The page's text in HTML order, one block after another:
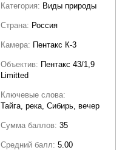
Категория: Виды природы
Страна: Россия
Камера: Пентакс К-3
Объектив: Пентакс 43/1,9
Limitted
Ключевые слова:
Тайга, река, Сибирь, вечер
Сумма баллов: 35
Средний балл: 5.00